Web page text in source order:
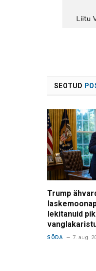
SEOTUD
Trump
lekitanuid
SÕDA 7. aug.